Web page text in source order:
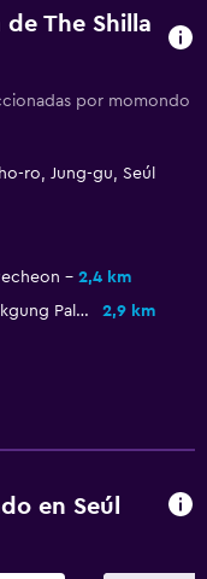
The Shilla
por momondo
ro, Jung-gu, Seúl
2,4 km
Changdeokgung Palace
2,9 km
en Seúl